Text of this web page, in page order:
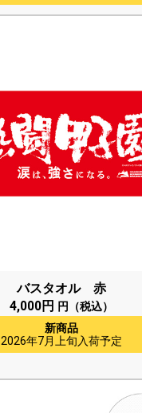
バスタオル 赤
4,000円 円（税込）
新商品
2026年7月上旬入荷予定